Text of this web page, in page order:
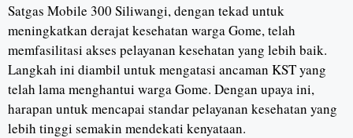
Satgas Mobile 300 Siliwangi, dengan tekad untuk
meningkatkan derajat kesehatan warga Gome, telah
memfasilitasi akses pelayanan kesehatan yang lebih baik.
Langkah ini diambil untuk mengatasi ancaman KST yang
telah lama menghantui warga Gome. Dengan upaya ini,
harapan untuk mencapai standar pelayanan kesehatan yang
lebih tinggi semakin mendekati kenyataan.